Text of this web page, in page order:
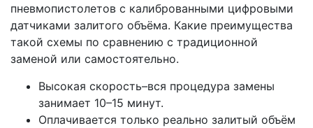
пневмопистолетов с калиброванными цифровыми
датчиками залитого объёма. Какие преимущества
такой схемы по сравнению с традиционной
заменой или самостоятельно.
Высокая скорость–вся процедура замены
занимает 10–15 минут.
Оплачивается только реально залитый объём